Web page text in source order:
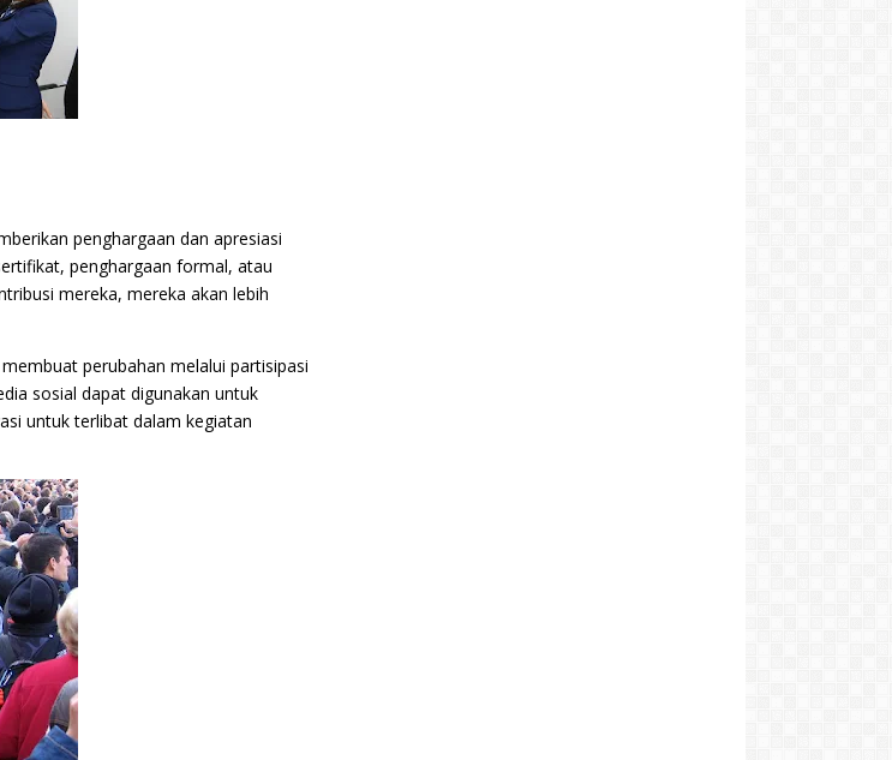
penghargaan dan apresiasi
penghargaan formal, atau
mereka, mereka akan lebih
perubahan melalui partisipasi
sosial dapat digunakan untuk
untuk terlibat dalam kegiatan